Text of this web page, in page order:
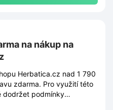
na nákup na
Herbatica.cz nad 1 790
zdarma. Pro využití této
dodržet podmínky
Kompletní pravidla